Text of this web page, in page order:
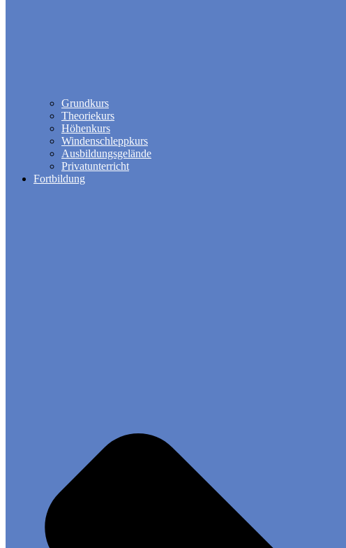
Grundkurs
Theoriekurs
Höhenkurs
Windenschleppkurs
Ausbildungsgelände
Privatunterricht
Fortbildung